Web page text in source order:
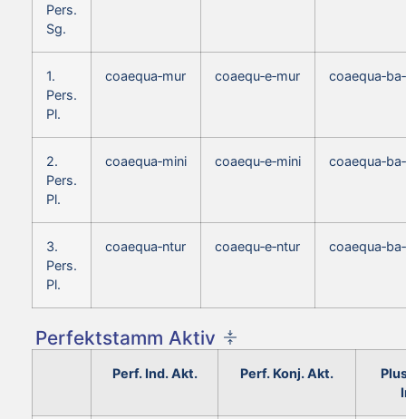
Pers.
Sg.
1.
Pers.
Pl.
coaequa‑mur coaequ‑e‑mur
2.
Pers.
Pl.
coaequa‑mini coaequ‑e‑mini
3.
Pers.
Pl.
coaequa‑ntur coaequ‑e‑ntur
Perfektstamm Aktiv
Perf. Ind. Akt. Perf. Konj. Akt.